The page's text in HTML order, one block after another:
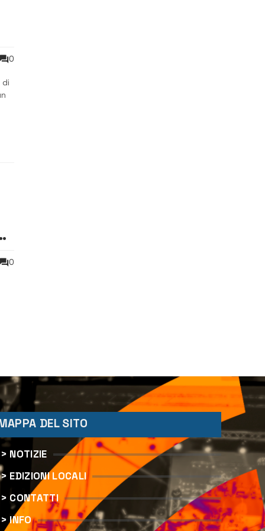
0
di
0
DEL SITO
> NOTIZIE
> EDIZIONI LOCALI
> CONTATTI
> INFO